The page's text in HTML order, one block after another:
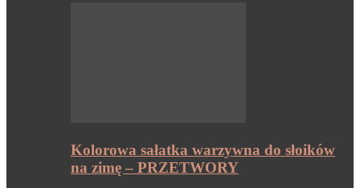
Kolorowa sałatka warzywna do słoików
na zimę – PRZETWORY